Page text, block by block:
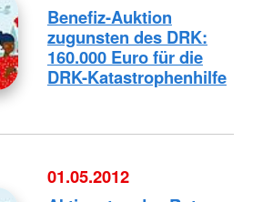
Benefiz-Auktion
zugunsten des DRK:
160.000 Euro für die
DRK-Katastrophenhilfe
01.05.2012